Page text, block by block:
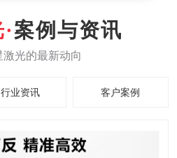
案例与资讯
行业资讯 客户案例